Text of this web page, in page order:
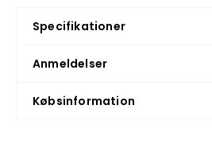
Specifikationer
Anmeldelser
Købsinformation